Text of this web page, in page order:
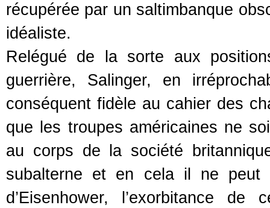
récupérée par un saltimbanque
idéaliste.
Relégué de la sorte aux
guerrière, Salinger, en
conséquent fidèle au cahier des
que les troupes américaines ne
au corps de la société
subalterne et en cela il ne peut
d’Eisenhower, l’exorbitance